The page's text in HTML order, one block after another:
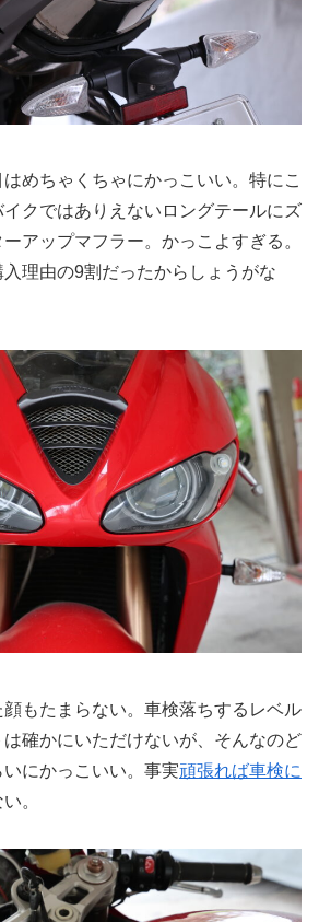
めちゃくちゃにかっこいい。特にこ
クではありえないロングテールにズ
アップマフラー。かっこよすぎる。
理由の9割だったからしょうがな
もたまらない。車検落ちするレベル
確かにいただけないが、そんなのど
にかっこいい。事実頑張れば車検に
。